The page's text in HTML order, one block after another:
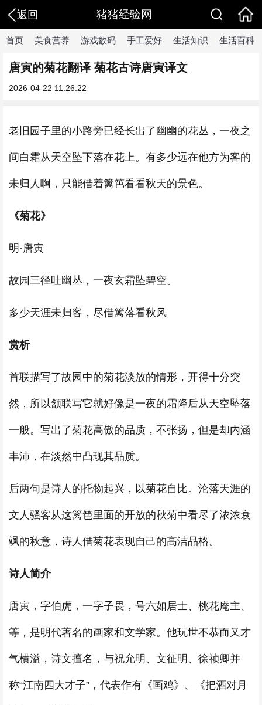
返回 猪猪经验网
首页 美食营养 游戏数码 手工爱好 生活知识 生活百科
唐寅的菊花翻译 菊花古诗唐寅译文
2026-04-22 11:26:22
老旧园子里的小路旁已经长出了幽幽的花丛，一夜之
间白霜从天空坠下落在花上。有多少远在他方为客的
未归人啊，只能借着篱笆看看秋天的景色。
《菊花》
明·唐寅
故园三径吐幽丛，一夜玄霜坠碧空。
多少天涯未归客，尽借篱落看秋风
赏析
首联描写了故园中的菊花淡放的情形，开得十分突
然，所以颔联写它就好像是一夜的霜降后从天空坠落
一般。写出了菊花高傲的品质，不张扬，但是却内涵
丰沛，在淡然中凸现其品质。
后两句是诗人的托物起兴，以菊花自比。沦落天涯的
文人骚客从这篱笆里面的开放的秋菊中看尽了浓浓衰
飒的秋意，诗人借菊花表现自己的高洁品格。
诗人简介
唐寅，字伯虎，一字子畏，号六如居士、桃花庵主、
等，是明代著名的画家和文学家。他玩世不恭而又才
气横溢，诗文擅名，与祝允明、文征明、徐祯卿并
称“江南四大才子”，代表作有《画鸡》、《把酒对月